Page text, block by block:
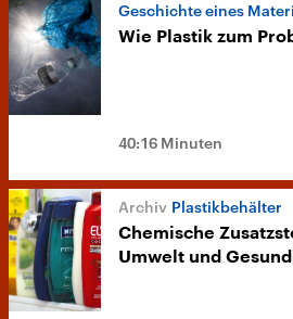
Geschichte eines
Wie Plastik zum
40:16 Minuten
Plastikbehälter
Chemische
Umwelt und